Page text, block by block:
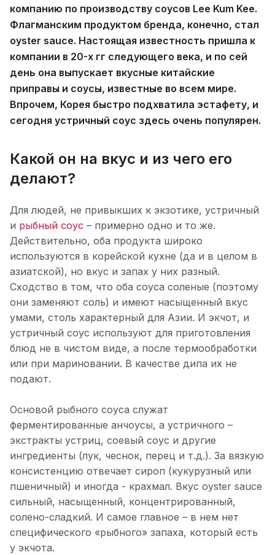
компанию по производству соусов Lee Kum Kee.
Флагманским продуктом бренда, конечно, стал
oyster sauce. Настоящая известность пришла к
компании в 20-х гг следующего века, и по сей
день она выпускает вкусные китайские
приправы и соусы, известные во всем мире.
Впрочем, Корея быстро подхватила эстафету, и
сегодня устричный соус здесь очень популярен.
Какой он на вкус и из чего его
делают?
Для людей, не привыкших к экзотике, устричный
и рыбный соус – примерно одно и то же.
Действительно, оба продукта широко
используются в корейской кухне (да и в целом в
азиатской), но вкус и запах у них разный.
Сходство в том, что оба соуса соленые (поэтому
они заменяют соль) и имеют насыщенный вкус
умами, столь характерный для Азии. И экчот, и
устричный соус используют для приготовления
блюд не в чистом виде, а после термообработки
или при мариновании. В качестве дипа их не
подают.
Основой рыбного соуса служат
ферментированные анчоусы, а устричного –
экстракты устриц, соевый соус и другие
ингредиенты (лук, чеснок, перец и т.д.). За вязкую
консистенцию отвечает сироп (кукурузный или
пшеничный) и иногда - крахмал. Вкус oyster sauce
сильный, насыщенный, концентрированный,
солено-сладкий. И самое главное – в нем нет
специфического «рыбного» запаха, который есть
у экчота.